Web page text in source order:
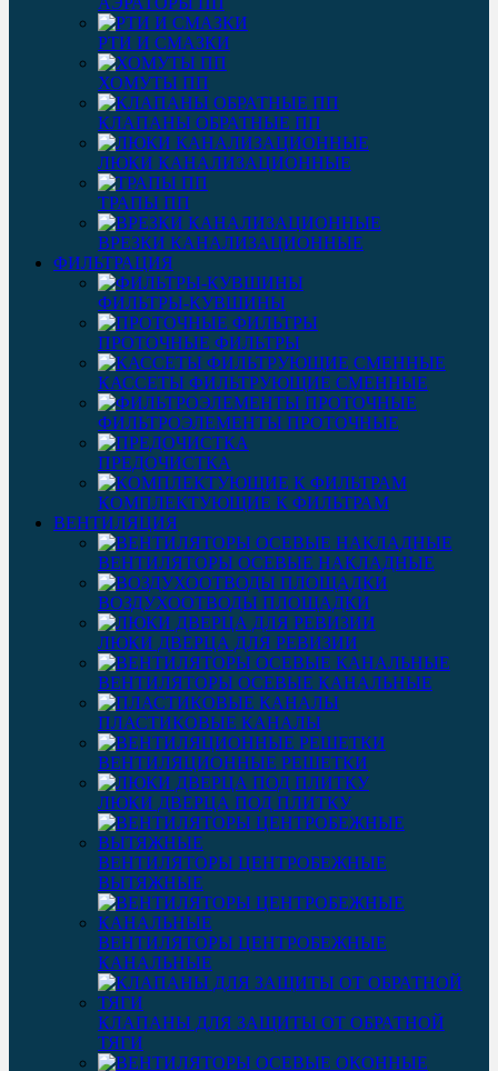
РТИ И СМАЗКИ
ХОМУТЫ ПП
КЛАПАНЫ ОБРАТНЫЕ ПП
ЛЮКИ КАНАЛИЗАЦИОННЫЕ
ТРАПЫ ПП
ВРЕЗКИ КАНАЛИЗАЦИОННЫЕ
ФИЛЬТРАЦИЯ
ФИЛЬТРЫ-КУВШИНЫ
ПРОТОЧНЫЕ ФИЛЬТРЫ
КАССЕТЫ ФИЛЬТРУЮЩИЕ СМЕННЫЕ
ФИЛЬТРОЭЛЕМЕНТЫ ПРОТОЧНЫЕ
ПРЕДОЧИСТКА
КОМПЛЕКТУЮЩИЕ К ФИЛЬТРАМ
ВЕНТИЛЯЦИЯ
ВЕНТИЛЯТОРЫ ОСЕВЫЕ НАКЛАДНЫЕ
ВОЗДУХООТВОДЫ ПЛОЩАДКИ
ЛЮКИ ДВЕРЦА ДЛЯ РЕВИЗИИ
ВЕНТИЛЯТОРЫ ОСЕВЫЕ КАНАЛЬНЫЕ
ПЛАСТИКОВЫЕ КАНАЛЫ
ВЕНТИЛЯЦИОННЫЕ РЕШЕТКИ
ЛЮКИ ДВЕРЦА ПОД ПЛИТКУ
ВЕНТИЛЯТОРЫ ЦЕНТРОБЕЖНЫЕ
ВЫТЯЖНЫЕ
ВЕНТИЛЯТОРЫ ЦЕНТРОБЕЖНЫЕ
КАНАЛЬНЫЕ
КЛАПАНЫ ДЛЯ ЗАЩИТЫ ОТ ОБРАТНОЙ
ТЯГИ